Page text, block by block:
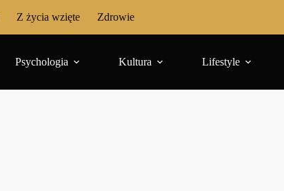
Z życia wzięte Zdrowie
Psychologia Kultura Lifestyle